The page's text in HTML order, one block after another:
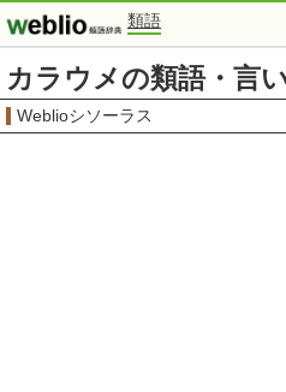
類語
カラウメの類語・言
Weblioシソーラス